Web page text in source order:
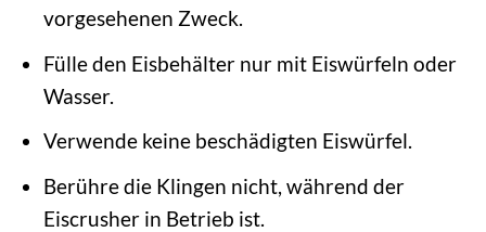
vorgesehenen Zweck.
Fülle den Eisbehälter nur mit Eiswürfeln oder
Wasser.
Verwende keine beschädigten Eiswürfel.
Berühre die Klingen nicht, während der
Eiscrusher in Betrieb ist.